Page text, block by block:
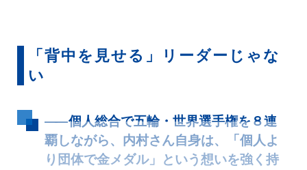
「背中を見せる」リーダーじゃな
い
――個人総合で五輪・世界選手権を８連
覇しながら、内村さん自身は、「個人よ
り団体で金メダル」という想いを強く持